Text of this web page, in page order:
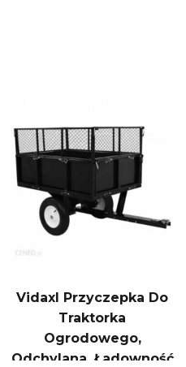
Vidaxl Przyczepka Do
Traktorka
Ogrodowego,
Odchylana, Ładowność